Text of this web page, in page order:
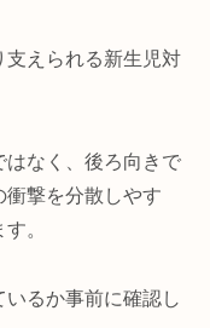
支えられる新生児対
はなく、後ろ向きで
撃を分散しやす
。
るか事前に確認し